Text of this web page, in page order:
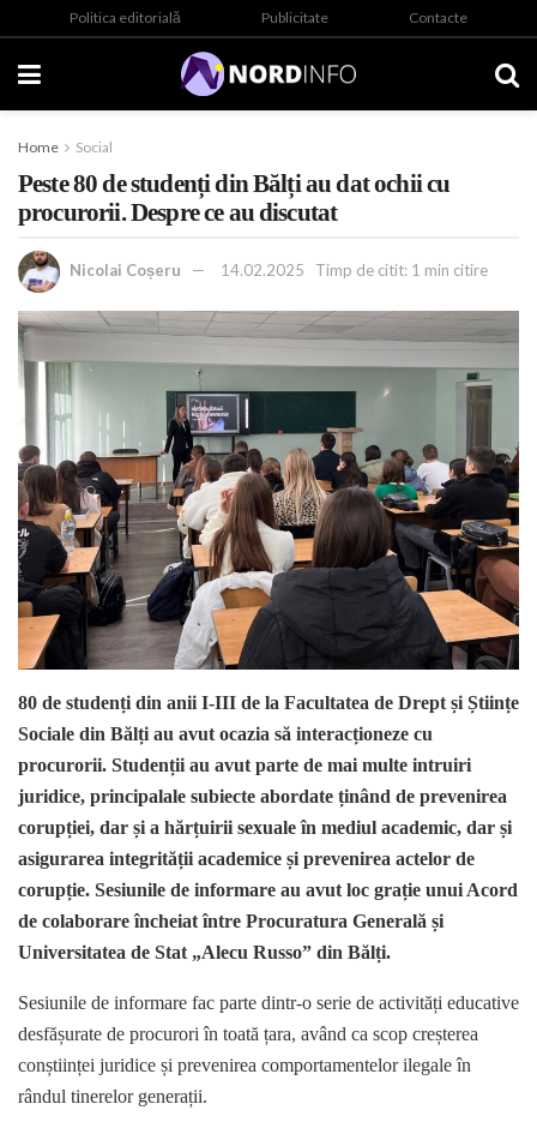
Politica editorială Publicitate Contacte
Home Social
Peste 80 de studenți din Bălți au dat ochii cu
procurorii. Despre ce au discutat
Nicolai Coșeru 14.02.2025 Timp de citit: 1 min citire
80 de studenți din anii I-III de la Facultatea de Drept și Științe
Sociale din Bălți au avut ocazia să interacționeze cu
procurorii. Studenții au avut parte de mai multe intruiri
juridice, principalale subiecte abordate ținând de prevenirea
corupției, dar și a hărțuirii sexuale în mediul academic, dar și
asigurarea integrității academice și prevenirea actelor de
corupție. Sesiunile de informare au avut loc grație unui Acord
de colaborare încheiat între Procuratura Generală și
Universitatea de Stat „Alecu Russo” din Bălți.
Sesiunile de informare fac parte dintr-o serie de activități educative
desfășurate de procurori în toată țara, având ca scop creșterea
conștiinței juridice și prevenirea comportamentelor ilegale în
rândul tinerelor generații.